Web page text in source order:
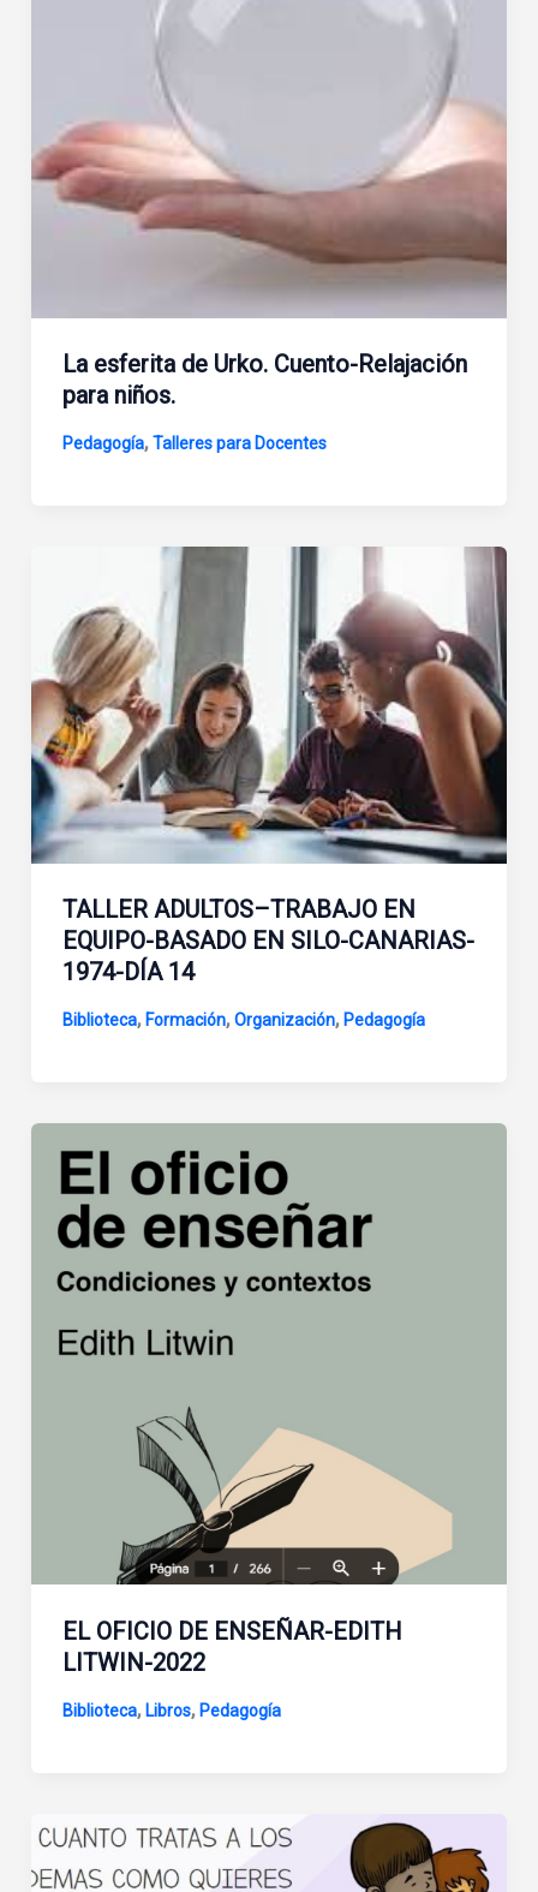
La esferita de Urko. Cuento-Relajación
para niños.
Pedagogía,Talleres para Docentes
TALLER ADULTOS–TRABAJO EN
EQUIPO-BASADO EN SILO-CANARIAS-
1974-DÍA 14
Biblioteca, Formación,Organización, Pedagogía
EL OFICIO DE ENSEÑAR-EDITH
LITWIN-2022
Biblioteca, Libros, Pedagogía